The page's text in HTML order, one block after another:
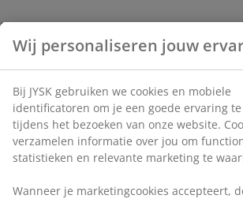
Wij personaliseren jouw
Bij JYSK gebruiken we cookies en mobiele
identificatoren om je een goede ervaring
tijdens het bezoeken van onze website.
verzamelen informatie over jou om
statistieken en relevante marketing te
Wanneer je marketingcookies accepteert,